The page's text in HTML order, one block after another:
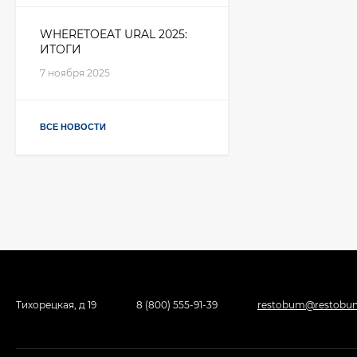
WHERETOEAT URAL 2025:
ИТОГИ
7 ноября 2025
ВСЕ НОВОСТИ
Тихорецкая, д 19 8 (800) 555-91-39